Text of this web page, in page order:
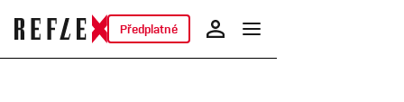
Předplatné